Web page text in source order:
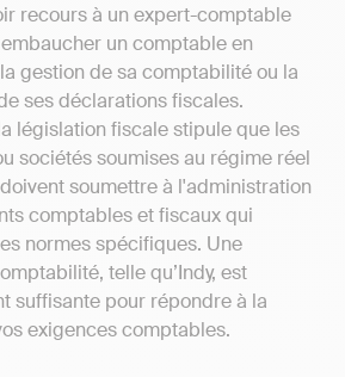
recours à un expert-comptable
un comptable en
gestion de sa comptabilité ou la
ses déclarations fiscales.
législation fiscale stipule que les
sociétés soumises au régime réel
soumettre à l'administration
comptables et fiscaux qui
normes spécifiques. Une
telle qu’Indy, est
suffisante pour répondre à la
exigences comptables.